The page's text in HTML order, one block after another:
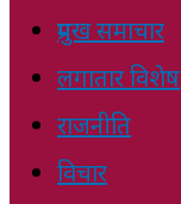
प्रमुख समाचार
लगातार विशेष
राजनीति
विचार